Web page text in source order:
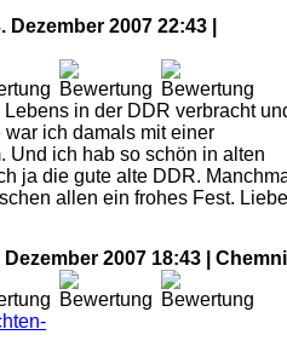
Dezember 2007 22:43 |
Lebens in der DDR verbracht
ich damals mit einer
Und ich hab so schön in alten
ja die gute alte DDR.
allen ein frohes Fest. Liebe
2007 18:43 |